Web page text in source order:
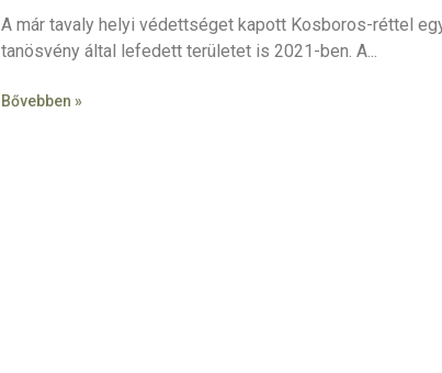
A már tavaly helyi védettséget kapott Kosboros-réttel
tanösvény által lefedett területet is 2021-ben. A
Bővebben »